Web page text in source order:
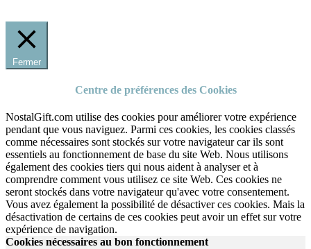
Fermer
Centre de préférences des Cookies
NostalGift.com utilise des cookies pour améliorer votre expérience
pendant que vous naviguez. Parmi ces cookies, les cookies classés
comme nécessaires sont stockés sur votre navigateur car ils sont
essentiels au fonctionnement de base du site Web. Nous utilisons
également des cookies tiers qui nous aident à analyser et à
comprendre comment vous utilisez ce site Web. Ces cookies ne
seront stockés dans votre navigateur qu'avec votre consentement.
Vous avez également la possibilité de désactiver ces cookies. Mais la
désactivation de certains de ces cookies peut avoir un effet sur votre
expérience de navigation.
Cookies nécessaires au bon fonctionnement